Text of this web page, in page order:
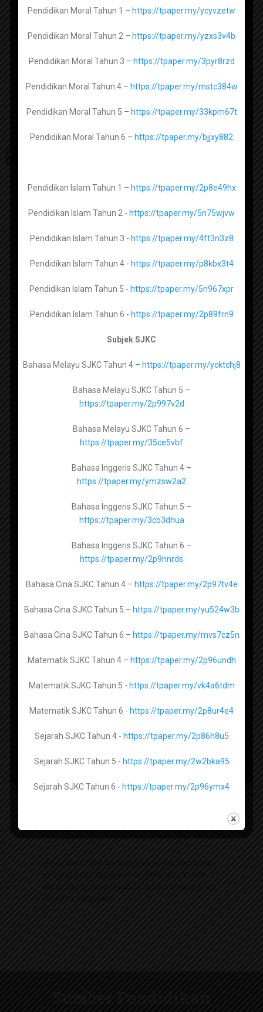
Subscribe channel Sumber
RPH SK SMK by ROZAYUS 2026
RPH PPKI RENDAH MENENGAH 2026
REKOD PERSEDIAAN MENGAJAR (FAIL RPH)
Bahan Lengkap Fail Panitia Mengikut Senarai
Panduan dan Contoh Evidens Lengkap
myPortfolio : Panduan dan bahan berkaitan
Popular Posts
Contact Us
kami melalui whatsapp dihubungi kami di
perkara berkaitan laman web (website) boleh
helpdesk@sumberpendidikan.com
Penafian
Sumber Pendidikan
https://tpaper.my/3rcave6u
https://tpaper.my/4juu83se
Al Syariah Tingkatan 3 -
https://tpaper.my/4m37per6
https://tpaper.my/2rmyv4f9
Lughah Arabiah Muasirah Tingkatan 1 –
https://tpaper.my/y43a94wd
Maharat Al Quran Tingkatan 1 -
https://tpaper.my/yckrd39x
Maharat Al Quran Tingkatan 3 –
Manahij Ulum Islamiyah Tingkatan 4 -
https://tpaper.my/yckum5yz
Manahij Ulum Islamiyah Tingkatan 5 -
https://tpaper.my/yckx87h8
https://tpaper.my/2p9efwcr
https://tpaper.my/2s4znw8b
Pendidikan Syariah Islamiah Tingkatan 4 -
https://tpaper.my/2a9prwru
Tasawwur Islam Tingkatan 4 -https://tpaper.my/y3vznejc
Tasawwur Islam Tingkatan 5 -https://tpaper.my/2p8u3y4s
Pendidikan Moral Tahun 1 – https://tpaper.my/ycyvzetw
Pendidikan Moral Tahun 2 – https://tpaper.my/yzxs3v4b
Pendidikan Moral Tahun 3 – https://tpaper.my/3pyr8rzd
Pendidikan Moral Tahun 4 – https://tpaper.my/mstc384w
Pendidikan Moral Tahun 5 – https://tpaper.my/33kpm67t
Pendidikan Moral Tahun 6 – https://tpaper.my/bjjxy882
Pendidikan Islam Tahun 1 – https://tpaper.my/2p8e49hx
Pendidikan Islam Tahun 2 - https://tpaper.my/5n75wjvw
Pendidikan Islam Tahun 3 - https://tpaper.my/4ft3n3z8
Pendidikan Islam Tahun 4 - https://tpaper.my/p8kbx3t4
Pendidikan Islam Tahun 5 - https://tpaper.my/5n967xpr
Pendidikan Islam Tahun 6 - https://tpaper.my/2p89frn9
Subjek SJKC
Bahasa Melayu SJKC Tahun 4 – https://tpaper.my/ycktchj8
Bahasa Melayu SJKC Tahun 5 –
https://tpaper.my/2p997v2d
Bahasa Melayu SJKC Tahun 6 –
https://tpaper.my/35ce5vbf
Bahasa Inggeris SJKC Tahun 4 –
https://tpaper.my/ymzsw2a2
Bahasa Inggeris SJKC Tahun 5 –
https://tpaper.my/3cb3dhua
Bahasa Inggeris SJKC Tahun 6 –
https://tpaper.my/2p9nnrds
Bahasa Cina SJKC Tahun 4 – https://tpaper.my/2p97tv4e
Bahasa Cina SJKC Tahun 5 – https://tpaper.my/yu524w3b
Bahasa Cina SJKC Tahun 6 – https://tpaper.my/mvs7cz5n
Matematik SJKC Tahun 4 – https://tpaper.my/2p96undh
Matematik SJKC Tahun 5 - https://tpaper.my/vk4a6tdm
Matematik SJKC Tahun 6 - https://tpaper.my/2p8ur4e4
Sejarah SJKC Tahun 4 - https://tpaper.my/2p86h8u5
Sejarah SJKC Tahun 5 - https://tpaper.my/2w2bka95
Sejarah SJKC Tahun 6 - https://tpaper.my/2p96ymx4